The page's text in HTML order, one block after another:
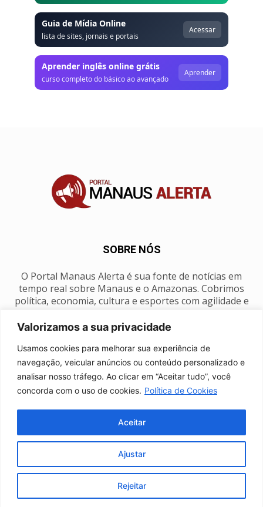
Valorizamos a sua privacidade
Usamos cookies para melhorar sua experiência de
navegação, veicular anúncios ou conteúdo personalizado e
analisar nosso tráfego. Ao clicar em “Aceitar tudo”, você
concorda com o uso de cookies. Política de Cookies
Ajustar
Rejeitar
Aceitar
Guia de Mídia Online
lista de sites, jornais e portais
Acessar
Aprender inglês online grátis
curso completo do básico ao avançado
Aprender
SOBRE NÓS
O Portal Manaus Alerta é sua fonte de notícias em
tempo real sobre Manaus e o Amazonas. Cobrimos
política, economia, cultura e esportes com agilidade e
SIGA-NOS
Fale conosco
Manaus Clima